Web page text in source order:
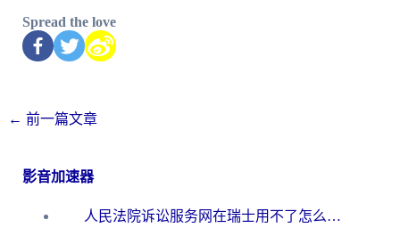
Spread the love
← 前一篇文章
影音加速器
人民法院诉讼服务网在瑞士用不了怎么办？海外华人必备的回国加速指南